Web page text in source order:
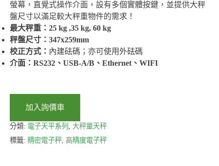
螢幕，直覺式操作介面，設有多個實體按鍵，並提供大秤
盤尺寸以滿足較大秤重物件的需求！
最大秤重 ： 25 kg ,35 kg, 60 kg
秤盤尺寸： 347x259mm
校正方式： 內建砝碼；亦可使用外砝碼
介面：RS232、USB-A/B、Ethernet、WIFI
加入詢價車
分類: 電子天平系列 , 大秤量天秤
標籤: 精密電子秤, 高精度電子秤